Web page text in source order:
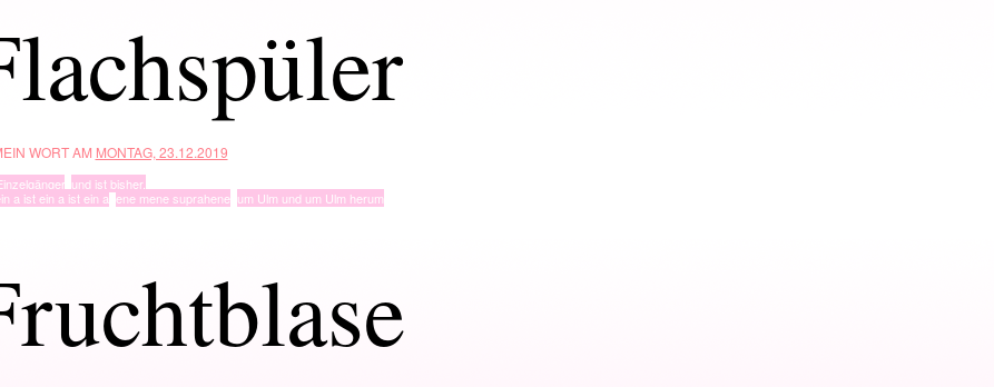
WORT AM MONTAG, 23.12.2019
, und ist bisher.
a ist ein a ist ein a,ene mene suprahene, um Ulm und um Ulm herum